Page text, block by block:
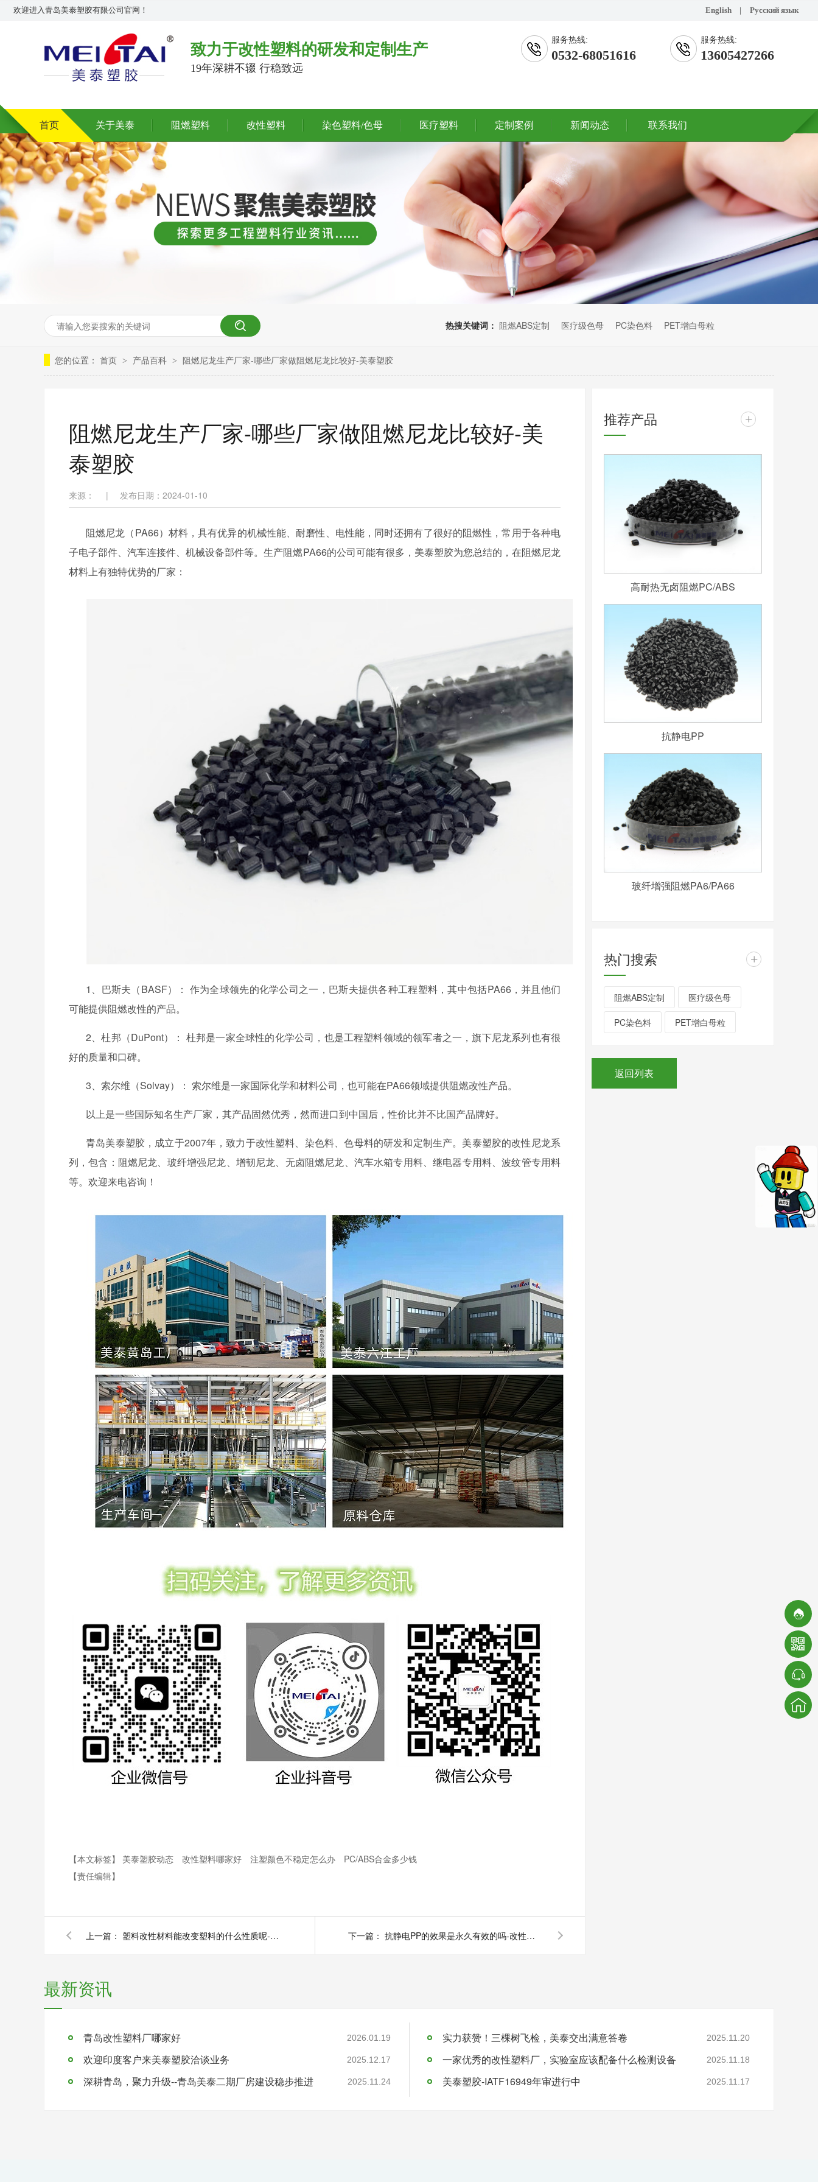
欢迎进入青岛美泰塑胶有限公司官网！ English | Русский язык
致力于改性塑料的研发和定制生产
19年深耕不辍 行稳致远
服务热线:
0532-68051616
服务热线:
13605427266
首页 关于美泰 阻燃塑料 改性塑料 染色塑料/色母 医疗塑料 定制案例 新闻动态 联系我们
热搜关键词： 阻燃ABS定制 医疗级色母 PC染色料 PET增白母粒
您的位置： 首页 > 产品百科 > 阻燃尼龙生产厂家-哪些厂家做阻燃尼龙比较好-美泰塑胶
阻燃尼龙生产厂家-哪些厂家做阻燃尼龙比较好-美
泰塑胶
来源： | 发布日期：2024-01-10
阻燃尼龙（PA66）材料，具有优异的机械性能、耐磨性、电性能，同时还拥有了很好的阻燃性，常用于各种电
子电子部件、汽车连接件、机械设备部件等。生产阻燃PA66的公司可能有很多，美泰塑胶为您总结的，在阻燃尼龙
材料上有独特优势的厂家：
1、 巴斯夫（BASF）： 作为全球领先的化学公司之一，巴斯夫提供各种工程塑料，其中包括PA66，并且他们
可能提供阻燃改性的产品。
2、杜邦（DuPont）： 杜邦是一家全球性的化学公司，也是工程塑料领域的领军者之一，旗下尼龙系列也有很
好的质量和口碑。
3、 索尔维（Solvay）： 索尔维是一家国际化学和材料公司，也可能在PA66领域提供阻燃改性产品。
以上是一些国际知名生产厂家，其产品固然优秀，然而进口到中国后，性价比并不比国产品牌好。
青岛美泰塑胶，成立于2007年，致力于改性塑料、染色料、色母料的研发和定制生产。美泰塑胶的改性尼龙系
列，包含：阻燃尼龙、玻纤增强尼龙、增韧尼龙、无卤阻燃尼龙、汽车水箱专用料、继电器专用料、波纹管专用料
等。欢迎来电咨询！
【本文标签】 美泰塑胶动态 改性塑料哪家好 注塑颜色不稳定怎么办
PC/ABS合金多少钱
【责任编辑】
上一篇： 塑料改性材料能改变塑料的什么性质呢-改性塑料生产厂家-美泰塑胶 下一篇： 抗静电PP的效果是永久有效的吗-改性工PP厂家-美泰塑胶
推荐产品 +
高耐热无卤阻燃PC/ABS
抗静电PP
玻纤增强阻燃PA6/PA66
热门搜索 +
阻燃ABS定制 医疗级色母
PC染色料 PET增白母粒
返回列表
最新资讯
青岛改性塑料厂哪家好 2026.01.19
欢迎印度客户来美泰塑胶洽谈业务 2025.12.17
深耕青岛，聚力升级--青岛美泰二期厂房建设稳步推进 2025.11.24
实力获赞！三棵树飞检，美泰交出满意答卷 2025.11.20
一家优秀的改性塑料厂，实验室应该配备什么检测设备 2025.11.18
美泰塑胶-IATF16949年审进行中 2025.11.17